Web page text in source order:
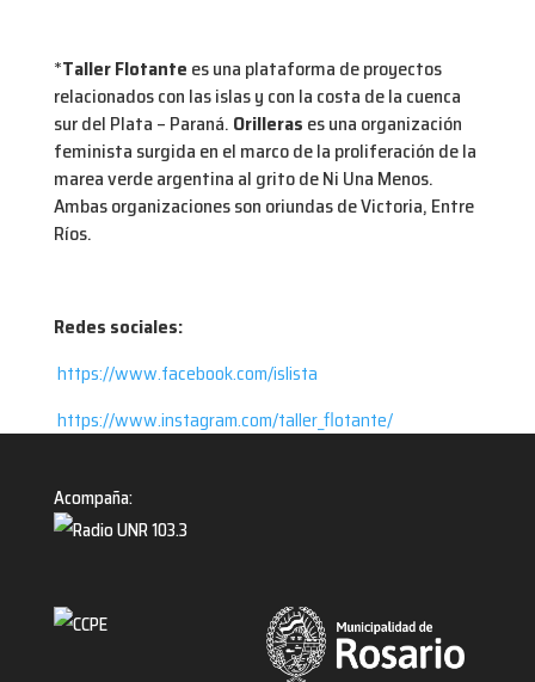
*Taller Flotante es una plataforma de proyectos
relacionados con las islas y con la costa de la cuenca
sur del Plata – Paraná. Orilleras es una organización
feminista surgida en el marco de la proliferación de la
marea verde argentina al grito de Ni Una Menos.
Ambas organizaciones son oriundas de Victoria, Entre
Ríos.
Redes sociales:
https://www.facebook.com/islista
https://www.instagram.com/taller_flotante/
Acompaña: